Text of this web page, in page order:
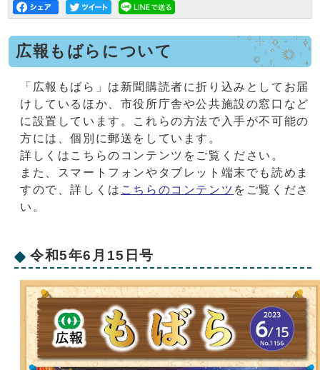
広報もばらについて
「広報もばら」は新聞購読者に折り込みとしてお届
けしているほか、市役所庁舎や公共施設の窓口など
に設置しています。これらの方法で入手が不可能の
方には、個別に郵送をしています。
詳しくはこちらのコンテンツをご覧ください。
また、スマートフォンやタブレット端末でも読めま
すので、詳しくは こちらのコンテンツ をご覧くださ
い。
令和5年6月15日号